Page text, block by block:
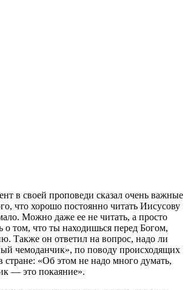
в своей проповеди сказал очень важные
что хорошо постоянно читать Иисусову
Можно даже ее не читать, а просто
о том, что ты находишься перед Богом,
Также он ответил на вопрос, надо ли
чемоданчик», по поводу происходящих
«Об этом не надо много думать,
— это покаяние».